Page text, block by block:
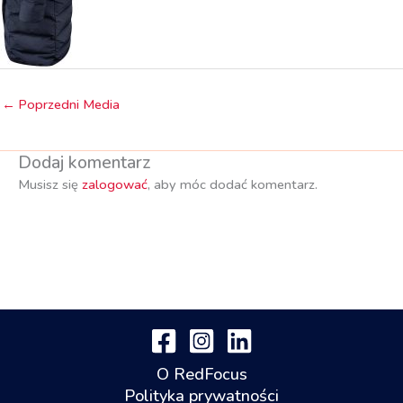
← Poprzedni Media
Dodaj komentarz
Musisz się zalogować, aby móc dodać komentarz.
O RedFocus
Polityka prywatności